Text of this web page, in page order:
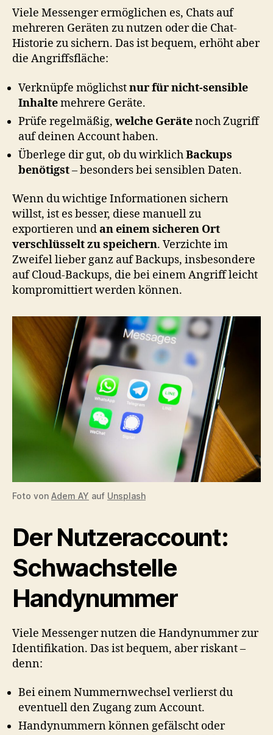
Viele Messenger ermöglichen es, Chats auf
mehreren Geräten zu nutzen oder die Chat-
Historie zu sichern. Das ist bequem, erhöht aber
die Angriffsfläche:
Verknüpfe möglichstnur für nicht-sensible
Inhaltemehrere Geräte.
Prüfe regelmäßig, welche Gerätenoch Zugriff
auf deinen Account haben.
Überlege dir gut, ob du wirklichBackups
benötigst– besonders bei sensiblen Daten.
Wenn du wichtige Informationen sichern
willst, ist es besser, diese manuell zu
exportieren undan einem sicheren Ort
verschlüsselt zu speichern. Verzichte im
Zweifel lieber ganz auf Backups, insbesondere
auf Cloud-Backups, die bei einem Angriff leicht
kompromittiert werden können.
Foto von Adem AY auf Unsplash
Der Nutzeraccount:
Schwachstelle
Handynummer
Viele Messenger nutzen die Handynummer zur
Identifikation. Das ist bequem, aber riskant –
denn:
Bei einem Nummernwechsel verlierst du
eventuell den Zugang zum Account.
Handynummern können gefälscht oder